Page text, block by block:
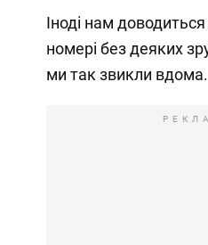
Іноді нам
номері без деяких
ми так звикли вдома.